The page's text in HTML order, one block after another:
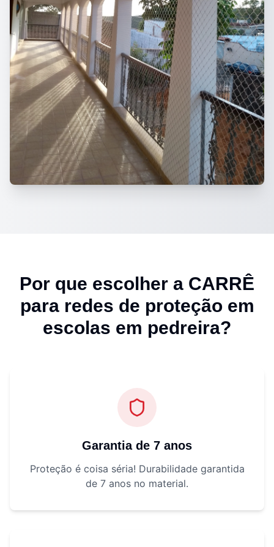
Por que escolher a CARRÊ
para redes de proteção em
escolas em pedreira?
Garantia de 7 anos
Proteção é coisa séria! Durabilidade garantida
de 7 anos no material.